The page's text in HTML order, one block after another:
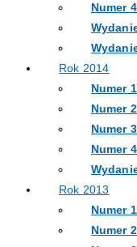
Numer
Rok 2014
Numer
Numer
Numer
Numer
Rok 2013
Numer
Numer